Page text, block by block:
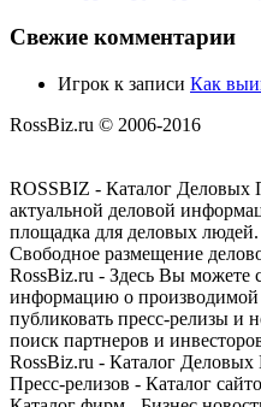
Свежие комментарии
Игрок к записи Как
RossBiz.ru © 2006-2016
ROSSBIZ - Каталог Деловых
актуальной деловой
площадка для деловых людей.
Свободное размещение
RossBiz.ru - Здесь Вы можете
информацию о производимой
публиковать пресс-релизы и
поиск партнеров и
RossBiz.ru - Каталог
Пресс-релизов - Каталог